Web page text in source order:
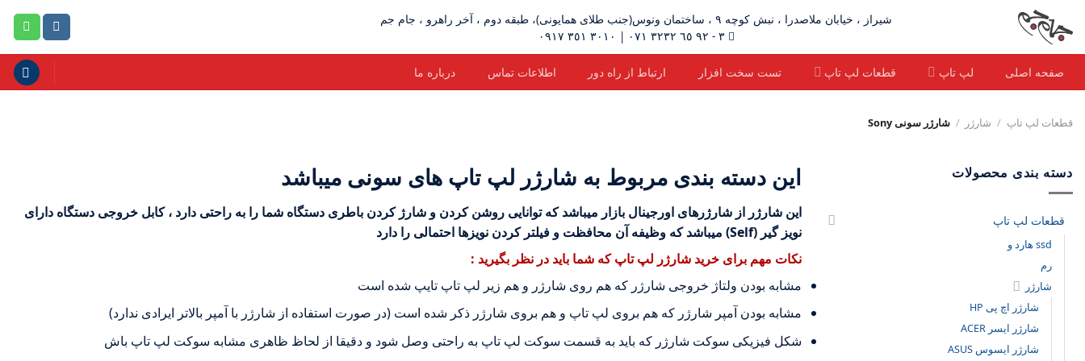
content
شیراز ، خیابان ملاصدرا ، نبش کوچه ۹ ، ساختمان ونوس(جنب طلای همایونی)، طبقه دوم ، آخر راهرو ، جام جم
٣ - ٩٢ ٦٥ ٣٢٣٢ ٠٧١ | ٣٠١٠ ٣٥١ ٠٩١٧
صفحه اصلی لپ تاپ قطعات لپ تاپ تست سخت افزار ارتباط از راه دور اطلاعات تماس درباره ما
قطعات لپ تاپ / شارژر / شارژر سونی Sony
دسته بندی محصولات
قطعات لپ تاپ
ssd هارد و
رم
شارژر
شارژر اچ پی HP
شارژر ایسر ACER
شارژر ایسوس ASUS
این دسته بندی مربوط به شارژر لپ تاپ های سونی میباشد
این شارژر از شارژرهای اورجینال بازار میباشد که توانایی روشن کردن و شارژ کردن باطری دستگاه شما را به راحتی دارد ، کابل خروجی دستگاه دارای
نویز گیر (Self) میباشد که وظیفه آن محافظت و فیلتر کردن نویزها احتمالی را دارد
نکات مهم برای خرید شارژر لپ تاپ که شما باید در نظر بگیرید :
مشابه بودن ولتاژ خروجی شارژر که هم روی شارژر و هم زیر لپ تاپ تایپ شده است
مشابه بودن آمپر شارژر که هم بروی لپ تاپ و هم بروی شارژر ذکر شده است (در صورت استفاده از شارژر با آمپر بالاتر ایرادی ندارد)
شکل فیزیکی سوکت شارژر که باید به قسمت سوکت لپ تاپ به راحتی وصل شود و دقیقا از لحاظ ظاهری مشابه سوکت لپ تاپ باش